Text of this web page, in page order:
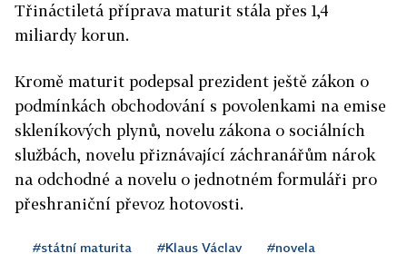
Třináctiletá příprava maturit stála přes 1,4
miliardy korun.
Kromě maturit podepsal prezident ještě zákon o
podmínkách obchodování s povolenkami na emise
skleníkových plynů, novelu zákona o sociálních
službách, novelu přiznávající záchranářům nárok
na odchodné a novelu o jednotném formuláři pro
přeshraniční převoz hotovosti.
#státní maturita #Klaus Václav #novela